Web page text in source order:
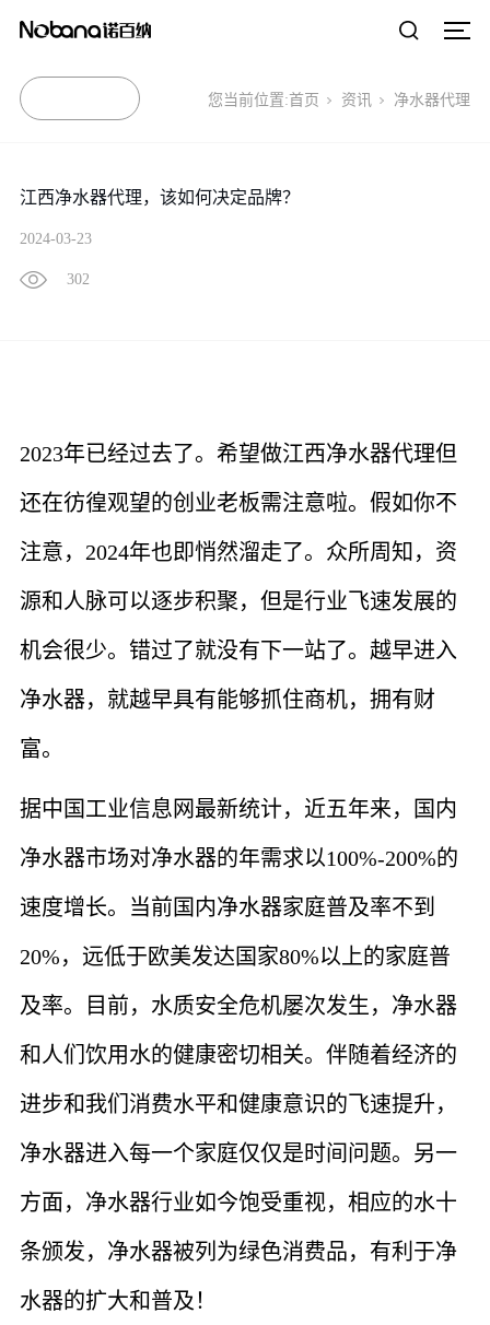
您当前位置:首页 资讯 净水器代理
江西净水器代理，该如何决定品牌？
2024-03-23
302
2023年已经过去了。希望做江西净水器代理但
还在彷徨观望的创业老板需注意啦。假如你不
注意，2024年也即悄然溜走了。众所周知，资
源和人脉可以逐步积聚，但是行业飞速发展的
机会很少。错过了就没有下一站了。越早进入
净水器，就越早具有能够抓住商机，拥有财
富。
据中国工业信息网最新统计，近五年来，国内
净水器市场对净水器的年需求以100%-200%的
速度增长。当前国内净水器家庭普及率不到
20%，远低于欧美发达国家80%以上的家庭普
及率。目前，水质安全危机屡次发生，净水器
和人们饮用水的健康密切相关。伴随着经济的
进步和我们消费水平和健康意识的飞速提升，
净水器进入每一个家庭仅仅是时间问题。另一
方面，净水器行业如今饱受重视，相应的水十
条颁发，净水器被列为绿色消费品，有利于净
水器的扩大和普及！